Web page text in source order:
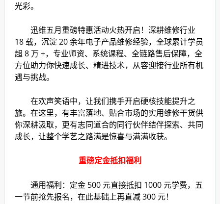
光彩。
迅维五月重磅特惠活动火热开启！深耕维修行业
18 载，沉淀 20 余年电子产品维修经验，全球累计学员
超 8 万 +，专业师资、系统课程、全链路售后保障，全
方位助力你快速成长、精进技术，从容迎接行业所有机
遇与挑战。
在欢声笑语中，让我们携手开启硬核技能提升之
旅。在这里，有丰富落地、贴合市场的实用维修干货供
你深耕汲取，更有志同道合的同行伙伴结伴探索、共同
成长，让整个学艺之路满是惊喜与满满收获。
重磅定金抵扣福利
通用福利：定金 500 元直接抵扣 1000 元学费，五
一节前抢先报名，在此基础上再直减 300 元！